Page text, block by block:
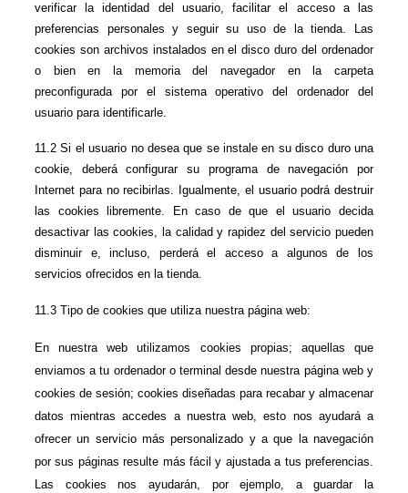
verificar la identidad del usuario, facilitar el acceso a las
preferencias personales y seguir su uso de la tienda. Las
cookies son archivos instalados en el disco duro del ordenador
o bien en la memoria del navegador en la carpeta
preconfigurada por el sistema operativo del ordenador del
usuario para identificarle.
11.2 Si el usuario no desea que se instale en su disco duro una
cookie, deberá configurar su programa de navegación por
Internet para no recibirlas. Igualmente, el usuario podrá destruir
las cookies libremente. En caso de que el usuario decida
desactivar las cookies, la calidad y rapidez del servicio pueden
disminuir e, incluso, perderá el acceso a algunos de los
servicios ofrecidos en la tienda.
11.3 Tipo de cookies que utiliza nuestra página web:
En nuestra web utilizamos cookies propias; aquellas que
enviamos a tu ordenador o terminal desde nuestra página web y
cookies de sesión; cookies diseñadas para recabar y almacenar
datos mientras accedes a nuestra web, esto nos ayudará a
ofrecer un servicio más personalizado y a que la navegación
por sus páginas resulte más fácil y ajustada a tus preferencias.
Las cookies nos ayudarán, por ejemplo, a guardar la